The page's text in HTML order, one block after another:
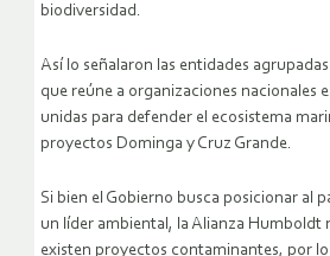
biodiversidad.
Así lo señalaron las entidades
que reúne a organizaciones nacionales
unidas para defender el ecosistema
proyectos Dominga y Cruz Grande.
Si bien el Gobierno busca posicionar al
un líder ambiental, la Alianza Humboldt
existen proyectos contaminantes, por